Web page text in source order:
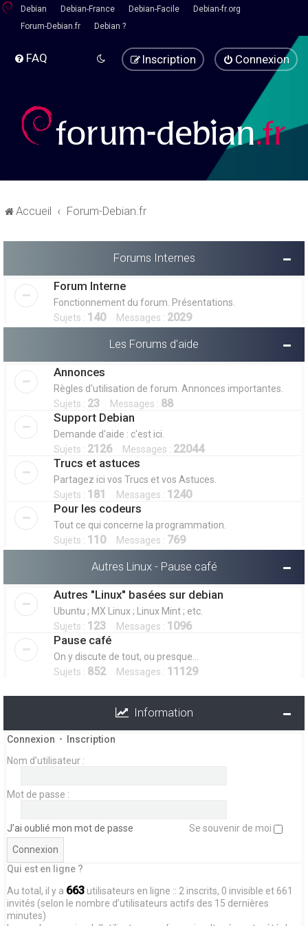
Debian Debian-France Debian-Facile
Debian-fr.org
Forum-Debian.fr
Debian ?
FAQ Connexion
Inscription
Accueil Forum-Debian.fr
Forums Internes
Forum Interne
Fonctionnement du forum. Présentations.
Sujets : 140Messages : 2029
Les Forums d'aide
Annonces
Règles d'utilisation de forum. Annonces importantes.
Sujets : 23 Messages : 88
Support Debian
Demande d'aide : c'est ici.
Sujets : 2126Messages : 22044
Trucs et astuces
Partagez ici vos Trucs et vos Astuces.
Sujets : 181 Messages : 1240
Pour les codeurs
Tout ce qui concerne la programmation.
Sujets : 110Messages : 769
Autres Linux - Pause café
Autres "Linux" basées sur debian
Ubuntu ; MX Linux ; Linux Mint ; etc.
Sujets : 123 Messages : 1096
Pause café
On y discute de tout, ou presque...
Sujets : 852Messages : 11129
Information
Connexion •
Inscription
Nom d’utilisateur :
Mot de passe :
J’ai oublié mon mot de passe Se souvenir de moi
Qui est en ligne ?
Au total, il y a 663 utilisateurs en ligne :: 2 inscrits, 0 invisible et 661
invités (selon le nombre d’utilisateurs actifs des 15 dernières
minutes)